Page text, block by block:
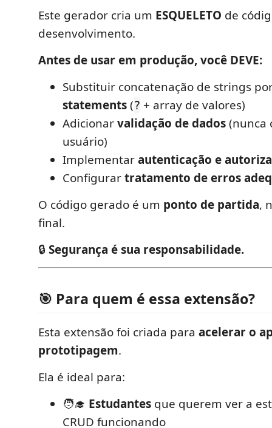
Este gerador cria um ESQUELETO de
desenvolvimento.
Antes de usar em produção, você DEVE:
Substituir concatenação de strings
statements(? + array de valores)
Adicionarvalidação de dados(nunca
usuário)
Implementarautenticação e
Configurartratamento de erros
O código gerado é um ponto de partida,
final.
🔒Segurança é sua responsabilidade.
🎯 Para quem é essa extensão?
Esta extensão foi criada para acelerar o
prototipagem.
Ela é ideal para:
🧑‍🎓 Estudantes que querem ver a
CRUD funcionando